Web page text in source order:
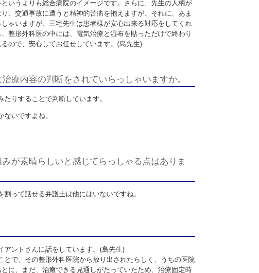
地元に帰ってきていることを知らなかったのですが、うちの交通事故被
たことをきっかけに交流が再開したんです。
銭面に口出しすると利害関係が生じてしまいます。ですから、私は、症
に賠償額が出るようにさじ加減を加えることはしません。一方で、保険
介して、喜ばれることが多そうですね。
われたことはありませんね。
いですね。
生がいらっしゃいますが、三宅先生は患者様が安心出来る対応をしてくれ
ように治療内容の判断をされていらっしゃいますか。
動かしてみたりすることで判断しています。
はなかなかないですよね。